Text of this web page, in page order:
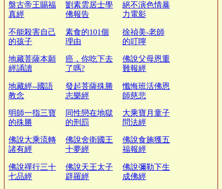
盤古帝王賜福
真經
劉素雲居士學
佛報告
絕不演色情暴
力電影
不能殺害自己
的孩子
素食的101個
理由
徐禎美-老師
的叮嚀
地藏菩薩本願
經誦讀
癌，你吃下去
了嗎?
佛說父母恩重
難報經
地藏經--國語
教念
發起菩薩殊勝
志樂經
懺悔班活佛恩
師慈悲
明師一指三寶
的殊勝
同性戀在地獄
的刑罰
大乘寶月童子
問法經
佛說大乘流轉
諸有經
佛說舍衛國王
十夢經
佛說食施獲五
福報經
佛說禪行三十
七品經
佛說天王太子
辟羅經
佛說彌勒下生
成佛經